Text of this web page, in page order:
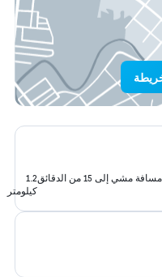
مسافة مشي إلى 15 من الدقائق
1.2
كيلومتر